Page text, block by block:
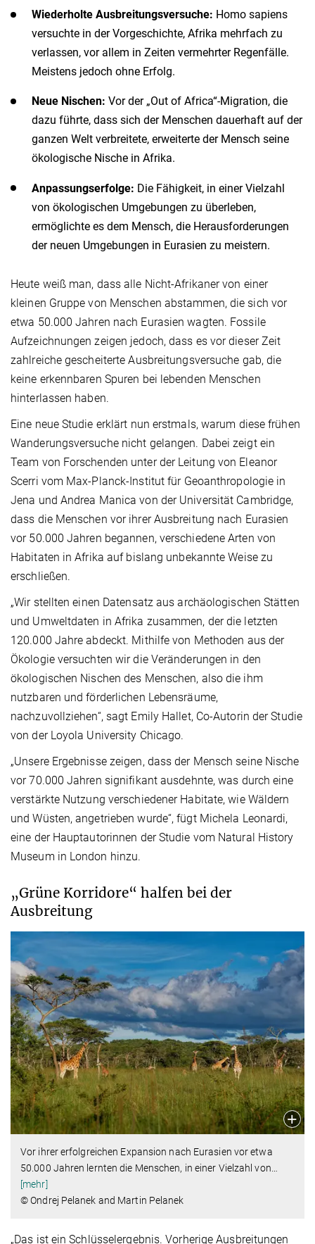
Wiederholte Ausbreitungsversuche: Homo sapiens
versuchte in der Vorgeschichte, Afrika mehrfach zu
verlassen, vor allem in Zeiten vermehrter Regenfälle.
Meistens jedoch ohne Erfolg.
Neue Nischen: Vor der „Out of Africa“-Migration, die
dazu führte, dass sich der Menschen dauerhaft auf der
ganzen Welt verbreitete, erweiterte der Mensch seine
ökologische Nische in Afrika.
Anpassungserfolge: Die Fähigkeit, in einer Vielzahl
von ökologischen Umgebungen zu überleben,
ermöglichte es dem Mensch, die Herausforderungen
der neuen Umgebungen in Eurasien zu meistern.
Heute weiß man, dass alle Nicht-Afrikaner von einer
kleinen Gruppe von Menschen abstammen, die sich vor
etwa 50.000 Jahren nach Eurasien wagten. Fossile
Aufzeichnungen zeigen jedoch, dass es vor dieser Zeit
zahlreiche gescheiterte Ausbreitungsversuche gab, die
keine erkennbaren Spuren bei lebenden Menschen
hinterlassen haben.
Eine neue Studie erklärt nun erstmals, warum diese frühen
Wanderungsversuche nicht gelangen. Dabei zeigt ein
Team von Forschenden unter der Leitung von Eleanor
Scerri vom Max-Planck-Institut für Geoanthropologie in
Jena und Andrea Manica von der Universität Cambridge,
dass die Menschen vor ihrer Ausbreitung nach Eurasien
vor 50.000 Jahren begannen, verschiedene Arten von
Habitaten in Afrika auf bislang unbekannte Weise zu
erschließen.
„Wir stellten einen Datensatz aus archäologischen Stätten
und Umweltdaten in Afrika zusammen, der die letzten
120.000 Jahre abdeckt. Mithilfe von Methoden aus der
Ökologie versuchten wir die Veränderungen in den
ökologischen Nischen des Menschen, also die ihm
nutzbaren und förderlichen Lebensräume,
nachzuvollziehen“, sagt Emily Hallet, Co-Autorin der Studie
von der Loyola University Chicago.
„Unsere Ergebnisse zeigen, dass der Mensch seine Nische
vor 70.000 Jahren signifikant ausdehnte, was durch eine
verstärkte Nutzung verschiedener Habitate, wie Wäldern
und Wüsten, angetrieben wurde“, fügt Michela Leonardi,
eine der Hauptautorinnen der Studie vom Natural History
Museum in London hinzu.
„Grüne Korridore“ halfen bei der
Ausbreitung
Vor ihrer erfolgreichen Expansion nach Eurasien vor etwa
50.000 Jahren lernten die Menschen, in einer Vielzahl von
[mehr]
© Ondrej Pelanek and Martin Pelanek
„Das ist ein Schlüsselergebnis. Vorherige Ausbreitungen